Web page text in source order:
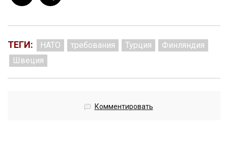
ТЕГИ: НАТО требования Турция
Финляндия
Швеция
Комментировать